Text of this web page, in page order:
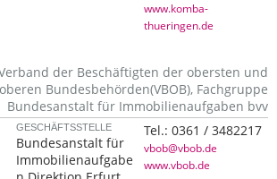
www.komba-
thueringen.de
der Beschäftigten der obersten und
oberen Bundesbehörden(VBOB), Fachgruppe
Bundesanstalt für Immobilienaufgaben bvv
GESCHÄFTSSTELLE
Bundesanstalt für
Immobilienaufgabe
Tel.:0361 / 3482217
vbob@vbob.de
www.vbob.de